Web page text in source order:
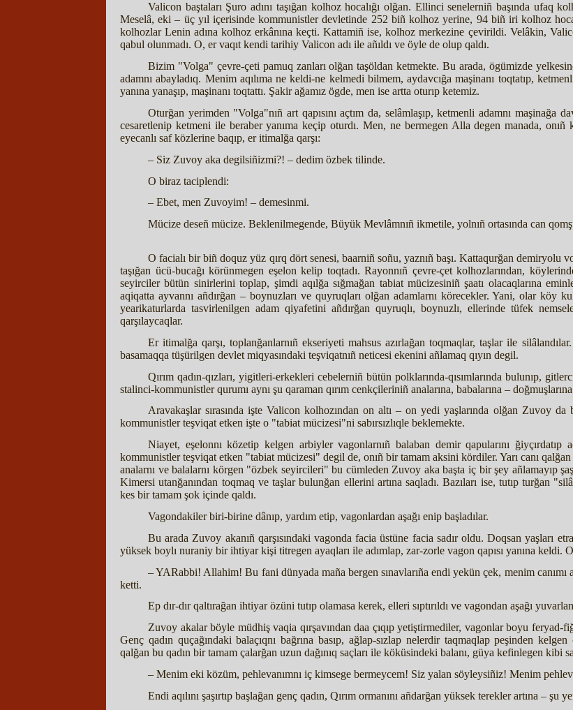
Valicon baştaları Şuro adını taşığan kolhoz hocalığı olğan. Ellinci senelerniñ başında ufaq
Meselâ, eki – üç yıl içerisinde kommunistler devletinde 252 biñ kolhoz yerine, 94 biñ iri kolhoz
kolhozlar Lenin adına kolhoz erkânına keçti. Kattamiñ ise, kolhoz merkezine çevirildi. Velâkin,
qabul olunmadı. O, er vaqıt kendi tarihiy Valicon adı ile añıldı ve öyle de olup qaldı.
Bizim "Volga" çevre-çeti pamuq zanları olğan taşöldan ketmekte. Bu arada, ögümizde
adamnı abayladıq. Menim aqılıma ne keldi-ne kelmedi bilmem, aydavcığa maşinanı toqtatıp,
yanına yanaşıp, maşinanı toqtattı. Şakir ağamız ögde, men ise artta oturıp ketemiz.
Oturğan yerimden "Volga"nıñ art qapısını açtım da, selâmlaşıp, ketmenli adamnı maşinağa
cesaretlenip ketmeni ile beraber yanıma keçip oturdı. Men, ne bermegen Alla degen manada,
eyecanlı saf közlerine baqıp, er itimalğa qarşı:
– Siz Zuvoy aka degilsiñizmi?! – dedim özbek tilinde.
O biraz taciplendi:
– Ebet, men Zuvoyim! – demesinmi.
Mücize deseñ mücize. Beklenilmegende, Büyük Mevlâmnıñ ikmetile, yolnıñ ortasında can
O facialı bir biñ doquz yüz qırq dört senesi, baarniñ soñu, yaznıñ başı. Kattaqurğan demiryolu
taşığan ücü-bucağı körünmegen eşelon kelip toqtadı. Rayonnıñ çevre-çet kolhozlarından,
seyirciler bütün sinirlerini toplap, şimdi aqılğa sığmağan tabiat mücizesiniñ şaatı olacaqlarına
aqiqatta ayvannı añdırğan – boynuzları ve quyruqları olğan adamlarnı körecekler. Yani, olar köy
yearikaturlarda tasvirlenilgen adam qiyafetini añdırğan quyruqlı, boynuzlı, ellerinde tüfek
qarşılaycaqlar.
Er itimalğa qarşı, toplanğanlarnıñ ekseriyeti mahsus azırlağan toqmaqlar, taşlar ile
basamaqqa tüşürilgen devlet miqyasındaki teşviqatnıñ neticesi ekenini añlamaq qıyın degil.
Qırım qadın-qızları, yigitleri-erkekleri cebelerniñ bütün polklarında-qısımlarında bulunıp,
stalinci-kommunistler qurumı aynı şu qaraman qırım cenkçileriniñ analarına, babalarına –
Aravakaşlar sırasında işte Valicon kolhozından on altı – on yedi yaşlarında olğan Zuvoy
kommunistler teşviqat etken işte o "tabiat mücizesi"ni sabırsızlıqle beklemekte.
Niayet, eşelonnı közetip kelgen arbiyler vagonlarnıñ balaban demir qapularını
kommunistler teşviqat etken "tabiat mücizesi" degil de, onıñ bir tamam aksini kördiler. Yarı canı
analarnı ve balalarnı körgen "özbek seyircileri" bu cümleden Zuvoy aka başta iç bir şey añlamayıp
Kimersi utanğanından toqmaq ve taşlar bulunğan ellerini artına saqladı. Bazıları ise, tutıp turğan
kes bir tamam şok içinde qaldı.
Vagondakiler biri-birine dânıp, yardım etip, vagonlardan aşağı enip başladılar.
Bu arada Zuvoy akanıñ qarşısındaki vagonda facia üstüne facia sadır oldu. Doqsan yaşları
yüksek boylı nuraniy bir ihtiyar kişi titregen ayaqları ile adımlap, zar-zorle vagon qapısı yanına keldi.
– YARabbi! Allahim! Bu fani dünyada maña bergen sınavlarıña endi yekün çek, menim canımı
ketti.
Ep dır-dır qaltırağan ihtiyar özüni tutıp olamasa kerek, elleri sıptırıldı ve vagondan aşağı
Zuvoy akalar böyle müdhiş vaqia qırşavından daa çıqıp yetiştirmediler, vagonlar boyu feryad-
Genç qadın quçağındaki balaçıqnı bağrına basıp, ağlap-sızlap nelerdir taqmaqlap peşinden
qalğan bu qadın bir tamam çalarğan uzun dağınıq saçları ile köküsindeki balanı, güya kefinlegen kibi
– Menim eki közüm, pehlevanımnı iç kimsege bermeycem! Siz yalan söyleysiñiz! Menim
Endi aqılını şaşırtıp başlağan genç qadın, Qırım ormanını añdarğan yüksek terekler artına –